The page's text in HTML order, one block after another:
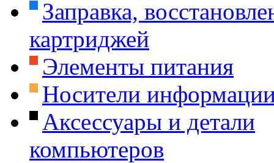
Заправка,
картриджей
Элементы питания
Носители
Аксессуары и детали
компьютеров